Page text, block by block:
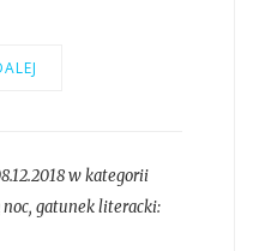
w kategorii
, gatunek literacki: